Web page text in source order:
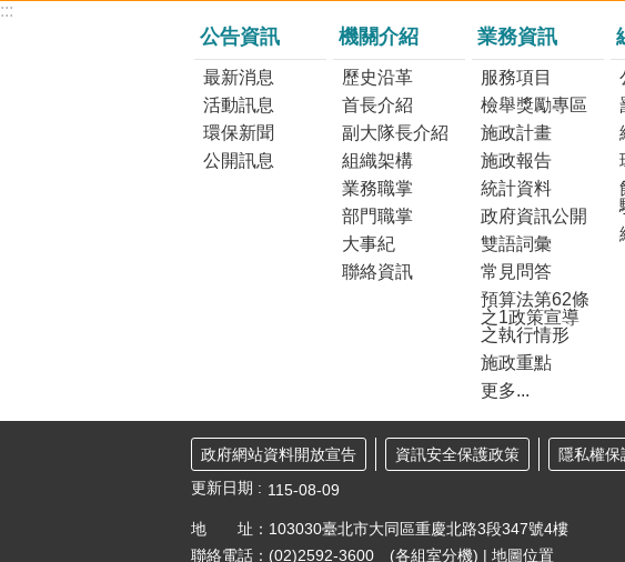
:::
公告資訊
最新消息
活動訊息
環保新聞
公開訊息
機關介紹
歷史沿革
首長介紹
副大隊長介紹
組織架構
業務職掌
部門職掌
大事紀
聯絡資訊
業務資訊
服務項目
檢舉獎勵專區
施政計畫
施政報告
統計資料
政府資訊公開
雙語詞彙
常見問答
預算法第62條
之1政策宣導
之執行情形
施政重點
更多...
政府網站資料開放宣告 資訊安全保護政策
隱私權保
更新日期
115-08-09
地 址：103030臺北市大同區重慶北路3段347號4樓
聯絡電話：(02)2592-3600 (各組室分機) | 地圖位置